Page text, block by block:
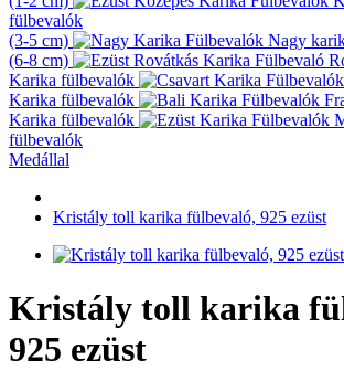
fülbevalók
(3-5 cm)
Nagy
(6-8 cm)
Karika fülbevalók
Karika fülbevalók
Karika fülbevalók
fülbevalók
Medállal
Kristály toll karika fülbevaló, 925 ezüst
Kristály toll karika
925 ezüst